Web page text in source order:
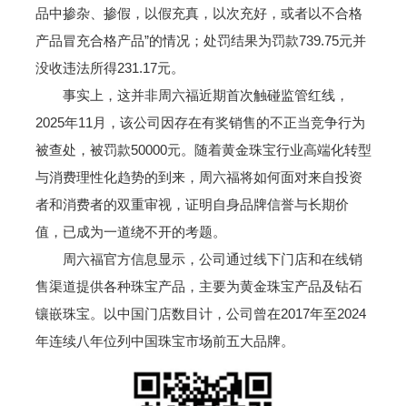
品中掺杂、掺假，以假充真，以次充好，或者以不合格
产品冒充合格产品”的情况；处罚结果为罚款739.75元并
没收违法所得231.17元。
事实上，这并非周六福近期首次触碰监管红线，
2025年11月，该公司因存在有奖销售的不正当竞争行为
被查处，被罚款50000元。随着黄金珠宝行业高端化转型
与消费理性化趋势的到来，周六福将如何面对来自投资
者和消费者的双重审视，证明自身品牌信誉与长期价
值，已成为一道绕不开的考题。
周六福官方信息显示，公司通过线下门店和在线销
售渠道提供各种珠宝产品，主要为黄金珠宝产品及钻石
镶嵌珠宝。以中国门店数目计，公司曾在2017年至2024
年连续八年位列中国珠宝市场前五大品牌。